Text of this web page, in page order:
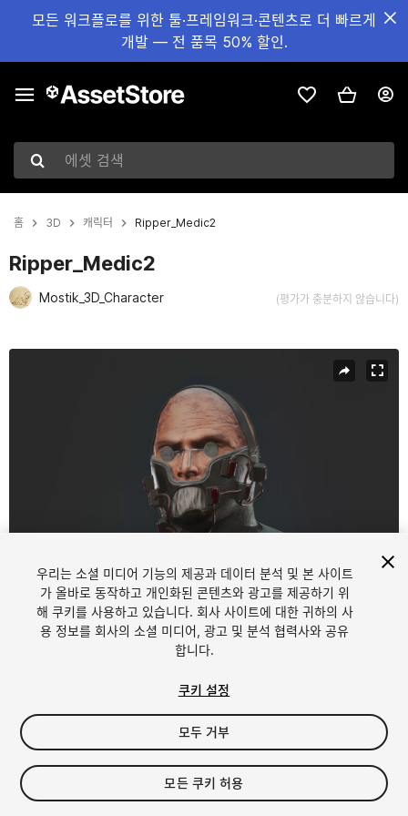
모든 워크플로를 위한 툴·프레임워크·콘텐츠로 더 빠르게
개발 — 전 품목 50% 할인.
에셋 검색
홈 3D 캐릭터 Ripper_Medic2
Ripper_Medic2
Mostik_3D_Character (평가가 충분하지 않습니다)
1/12
$49.99
세금/부가세는 결제 시 반영됩니다.
우리는 소셜 미디어 기능의 제공과 데이터 분석 및 본 사이트
가 올바로 동작하고 개인화된 콘텐츠와 광고를 제공하기 위
해 쿠키를 사용하고 있습니다. 회사 사이트에 대한 귀하의 사
용 정보를 회사의 소셜 미디어, 광고 및 분석 협력사와 공유
합니다.
쿠키 설정
모두 거부
모든 쿠키 허용